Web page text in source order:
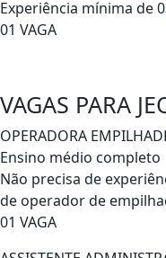
Experiência mínima de
01 VAGA
VAGAS PARA
OPERADORA
Ensino médio completo
Não precisa de
de operador de
01 VAGA